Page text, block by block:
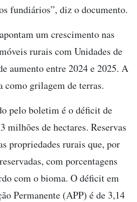
fundiários”, diz o documento.
um crescimento nas
rurais com Unidades de
aumento entre 2024 e 2025. A
como grilagem de terras.
pelo boletim é o déficit de
milhões de hectares. Reservas
propriedades rurais que, por
com porcentagens
com o bioma. O déficit em
Permanente (APP) é de 3,14